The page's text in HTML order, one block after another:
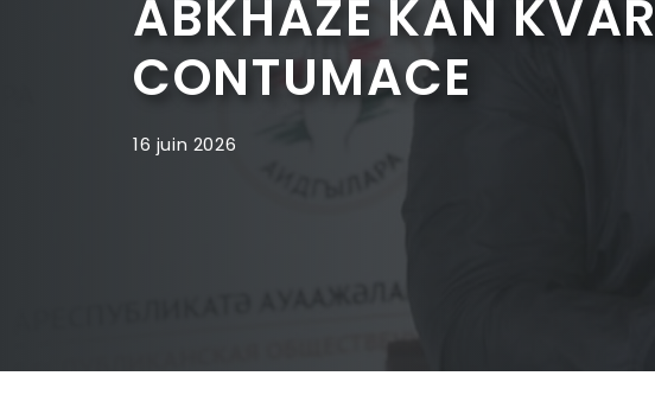
ABKHAZE KAN
CONTUMACE
16 juin 2026